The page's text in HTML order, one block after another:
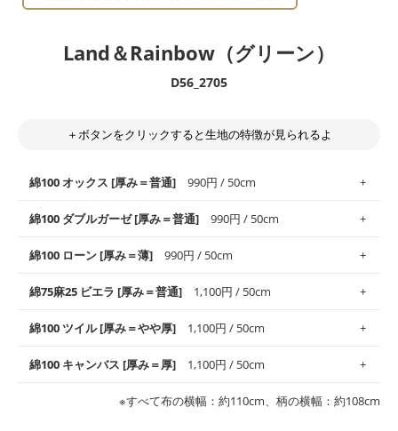
Land＆Rainbow（グリーン）
D56_2705
＋ボタンをクリックすると生地の特徴が見られるよ
綿100 オックス [厚み＝普通] 990円 / 50cm
使いやすさNo.1！しなやかさと適度な張りを併せ持ち、通気性の
高さがオックス生地の特徴です。当サイトのオックス生地は、
般にお使いいただけます。
※レッスンバッグ、上履き袋などの通園通学グッズにはツイル生
・布団カバーなどの寝具、カーテン
綿100 ダブルガーゼ [厚み＝普通] 990円 / 50cm
柔らかくふんわりとした肌触りが特徴です。ベビー用品やハンカ
チなど直接肌に触れるアイテムに最適です。高い吸湿性・通気性
す。
・スタイ、おくるみなどのベビーグッズ
・ブラウス、チュニック、ワンピースなどの洋服
・パジャマなどの寝具
綿100 ローン [厚み＝薄] 990円 / 50cm
上質で薄手の平織りの生地です。軽やかさとなめらかな手触りの
良さが魅力。透け感があるので、涼しげなトップスなどに最適で
・ブラウス、シャツ、チュニックなどのトップス
綿75麻25 ビエラ [厚み＝普通] 1,100円 / 50cm
コットン75％リネン25％の当店のビエラ生地は、オックス生地よ
りもふんわりとした柔らかい質感と適度な落ち感を感じられるの
綿100 ツイル [厚み＝やや厚] 1,100円 / 50cm
綾織りの生地です。しっかりとした張りと厚みがありながらも柔
らかいのが特徴です。生地の厚みは中厚手です。1枚でも透け感
綿100 キャンバス [厚み＝厚] 1,100円 / 50cm
※すべて布の横幅：約110cm、柄の横幅：約108cm